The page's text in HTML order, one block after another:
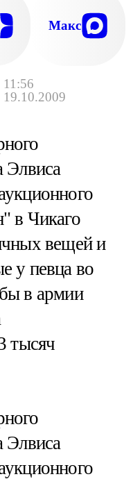
11:56
19.10.2009
Макс
Элвиса
в Чикаго
вещей и
у певца во
в армии
тысяч
Элвиса